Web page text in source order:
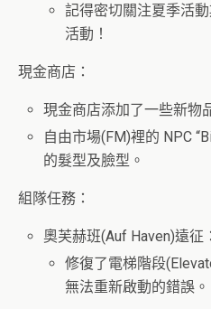
記得密切關注夏季活
活動！
現金商店：
現金商店添加了一些新物
自由市場(FM)裡的 NPC
的髮型及臉型。
組隊任務：
奧芙赫班(Auf Haven)遠征：
修復了電梯階段
無法重新啟動的錯誤。